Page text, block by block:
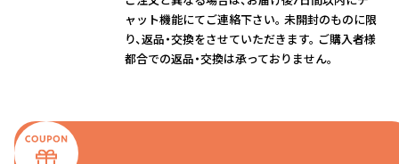
ャット機能にてご連絡下さい。 未開封のものに限
り、返品・交換をさせていただきます。 ご購入者様
都合での返品・交換は承っておりません。